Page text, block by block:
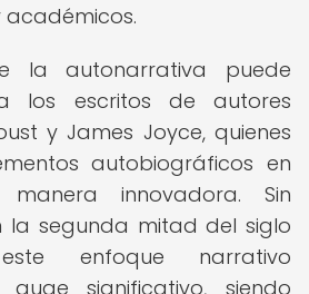
la autonarrativa puede
los escritos de autores
y James Joyce, quienes
autobiográficos en
innovadora. Sin
la segunda mitad del siglo
enfoque narrativo
auge significativo, siendo